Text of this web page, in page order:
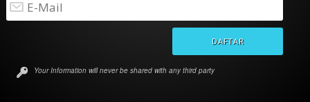
pendukung di sekitarmu untuk meraih masa depan
Cara MendaftarBeasiswa DJITU2026
Your Information will never be shared with any third party